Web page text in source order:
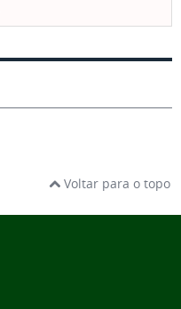
Voltar para o topo